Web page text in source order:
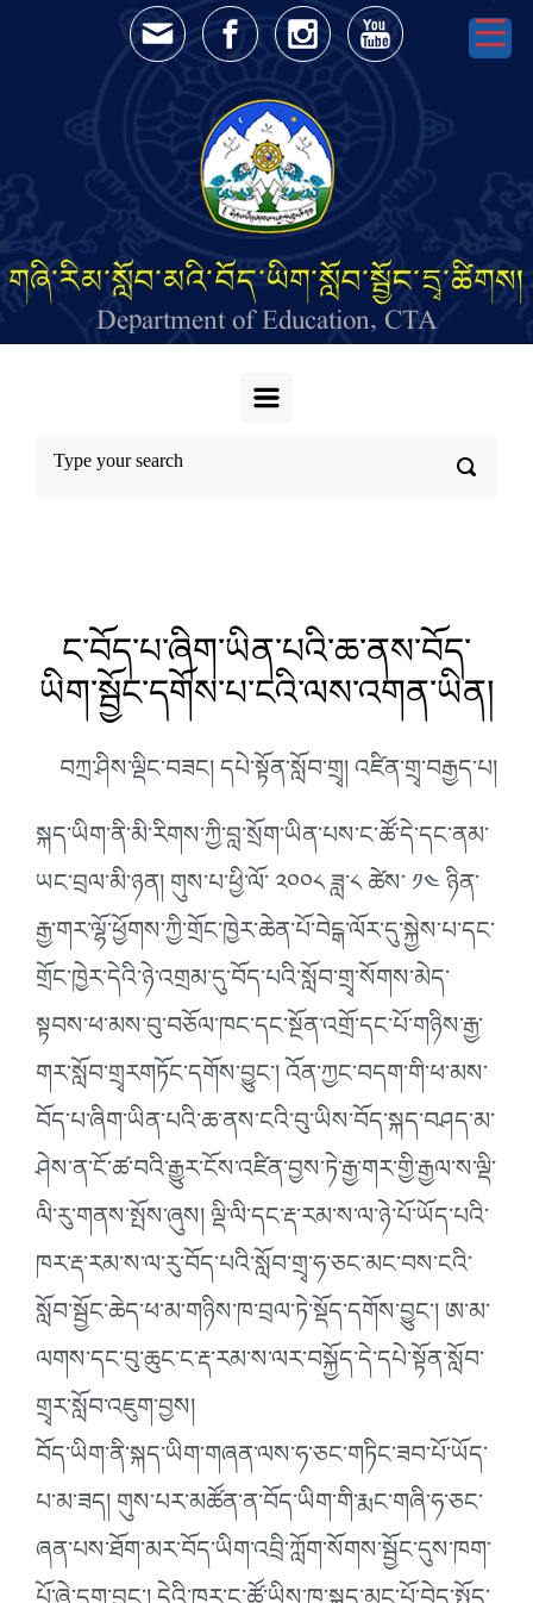
Skip to main content
གཞི་རིམ་སློབ་མའི་བོད་ཡིག་སློབ་སྦྱོང་དྲྭ་ཚིགས།
Department of Education, CTA
ང་བོད་པ་ཞིག་ཡིན་པའི་ཆ་ནས་བོད་
ཡིག་སྦྱོང་དགོས་པ་ངའི་ལས་འགན་ཡིན།
བཀྲ་ཤིས་ལྡིང་བཟང། དཔེ་སྟོན་སློབ་གྲྭ། འཛིན་གྲྭ་བརྒྱད་པ།
སྐད་ཡིག་ནི་མི་རིགས་ཀྱི་བླ་སྲོག་ཡིན་པས་ང་ཚོ་དེ་དང་ནམ་
ཡང་བྲལ་མི་ཉན། གུས་པ་ཕྱི་ལོ་ ༢༠༠༨ ཟླ་༨ ཚེས་ ༡༤ ཉིན་
རྒྱ་གར་ལྷོ་ཕྱོགས་ཀྱི་གྲོང་ཁྱེར་ཆེན་པོ་བེངྒ་ལོར་དུ་སྐྱེས་པ་དང་
གྲོང་ཁྱེར་དེའི་ཉེ་འགྲམ་དུ་བོད་པའི་སློབ་གྲྭ་སོགས་མེད་
སྟབས་ཕ་མས་བུ་བཅོལ་ཁང་དང་སྔོན་འགྲོ་དང་པོ་གཉིས་རྒྱ་
གར་སློབ་གྲྭརགཏོང་དགོས་བྱུང་། འོན་ཀྱང་བདག་གི་ཕ་མས་
བོད་པ་ཞིག་ཡིན་པའི་ཆ་ནས་ངའི་བུ་ཡིས་བོད་སྐད་བཤད་མ་
ཤེས་ན་ངོ་ཚ་བའི་རྒྱུར་ངོས་འཛིན་བྱས་ཏེ་རྒྱ་གར་གྱི་རྒྱལ་ས་ལྡི་
ལི་རུ་གནས་སྤོས་ཞུས། ལྡི་ལི་དང་རྡ་རམ་ས་ལ་ཉེ་པོ་ཡོད་པའི་
ཁར་རྡ་རམ་ས་ལ་རུ་བོད་པའི་སློབ་གྲྭ་ཧ་ཅང་མང་བས་ངའི་
སློབ་སྦྱོང་ཆེད་ཕ་མ་གཉིས་ཁ་བྲལ་ཏེ་སྡོད་དགོས་བྱུང་། ཨ་མ་
ལགས་དང་བུ་ཆུང་ང་རྡ་རམ་ས་ལར་བསྐྱོད་དེ་དཔེ་སྟོན་སློབ་
གྲྭར་སློབ་འཇུག་བྱས།
བོད་ཡིག་ནི་སྐད་ཡིག་གཞན་ལས་ཧ་ཅང་གཏིང་ཟབ་པོ་ཡོད་
པ་མ་ཟད། གུས་པར་མཚོན་ན་བོད་ཡིག་གི་རྨང་གཞི་ཧ་ཅང་
ཞན་པས་ཐོག་མར་བོད་ཡིག་འབྲི་ཀློག་སོགས་སྦྱོང་དུས་ཁག་